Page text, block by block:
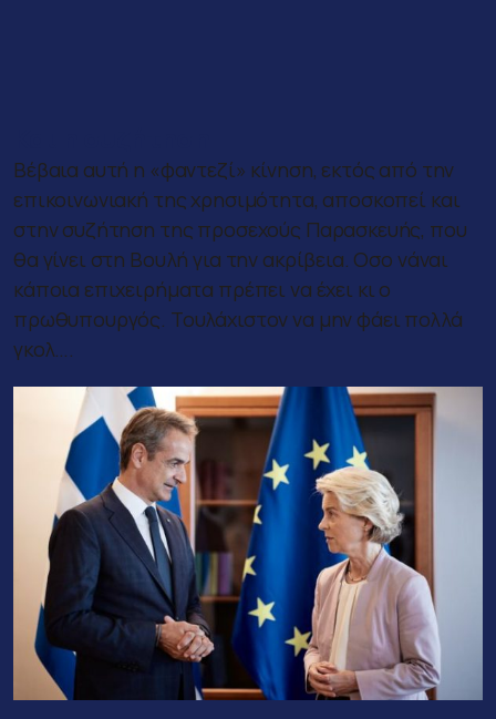
Βέβαια αυτή η «φαντεζί» κίνηση, εκτός από την
επικοινωνιακή της χρησιμότητα, αποσκοπεί και
στην συζήτηση της προσεχούς Παρασκευής, που
θα γίνει στη Βουλή για την ακρίβεια. Οσο νάναι
κάποια επιχειρήματα πρέπει να έχει κι ο
πρωθυπουργός. Τουλάχιστον να μην φάει πολλά
γκολ….